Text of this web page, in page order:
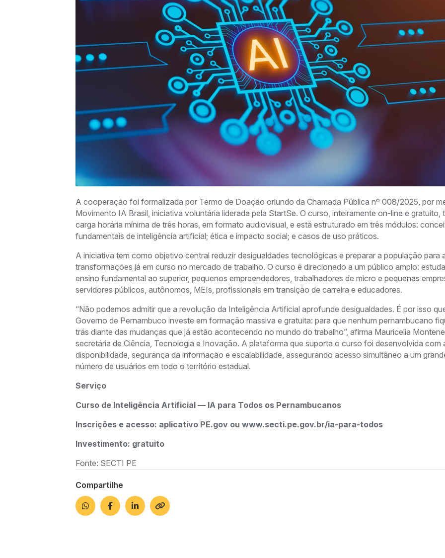
A cooperação foi formalizada por Termo de Doação oriundo da Chamada Pública nº 008/2025, por
Movimento IA Brasil, iniciativa voluntária liderada pela StartSe. O curso, inteiramente on-line e gratuito,
carga horária mínima de três horas, em formato audiovisual, e está estruturado em três módulos:
fundamentais de inteligência artificial; ética e impacto social; e casos de uso práticos.
A iniciativa tem como objetivo central reduzir desigualdades tecnológicas e preparar a população para
transformações já em curso no mercado de trabalho. O curso é direcionado a um público amplo:
ensino fundamental ao superior, pequenos empreendedores, trabalhadores de micro e pequenas
servidores públicos, autônomos, MEIs, profissionais em transição de carreira e educadores.
“Não podemos admitir que a revolução da Inteligência Artificial aprofunde desigualdades. É por isso
Governo de Pernambuco investe em formação massiva e gratuita: para que nenhum pernambucano
trás diante das mudanças que já estão acontecendo no mundo do trabalho”, afirma Mauricelia
secretária de Ciência, Tecnologia e Inovação. A plataforma que suporta o curso foi desenvolvida com
disponibilidade, segurança da informação e escalabilidade, assegurando acesso simultâneo a um
número de usuários em todo o território estadual.
Serviço
Curso de Inteligência Artificial — IA para Todos os Pernambucanos
Inscrições e acesso: aplicativo PE.gov ou www.secti.pe.gov.br/ia-para-todos
Investimento: gratuito
Fonte: SECTI PE
Compartilhe